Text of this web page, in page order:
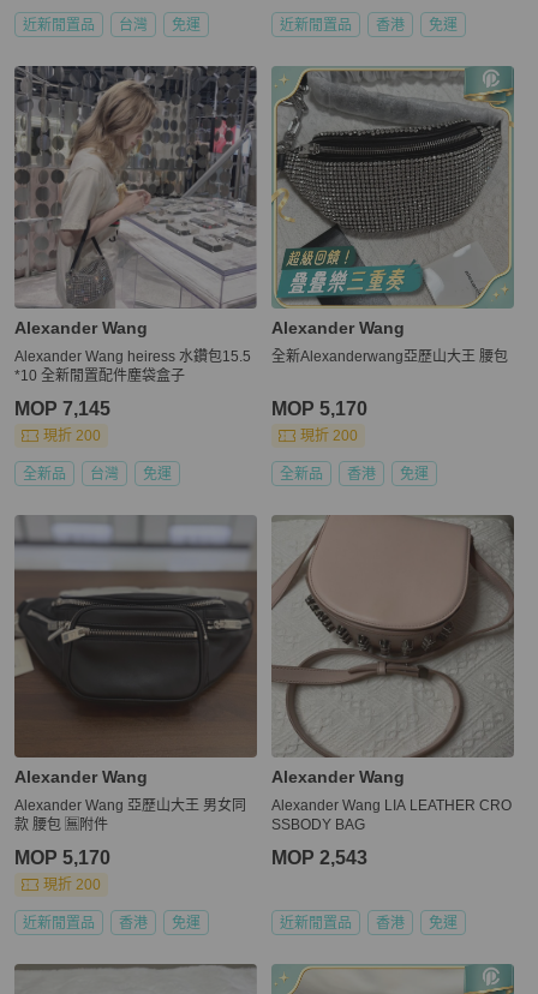
近新閒置品 台灣 免運 近新閒置品 香港 免運
Alexander Wang
Alexander Wang heiress 水鑽包15.5
*10 全新閒置配件塵袋盒子
MOP 7,145
現折 200
全新品 台灣 免運
Alexander Wang
全新Alexanderwang亞歷山大王 腰包
MOP 5,170
現折 200
全新品 香港 免運
Alexander Wang
Alexander Wang 亞歷山大王 男女同
款 腰包 🈚附件
MOP 5,170
現折 200
近新閒置品 香港 免運
Alexander Wang
Alexander Wang LIA LEATHER CRO
SSBODY BAG
MOP 2,543
近新閒置品 香港 免運